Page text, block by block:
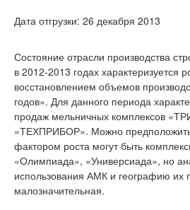
Дата отгрузки: 26 декабря 2013
Состояние отрасли производства
в 2012-2013 годах характеризуется
восстановлением объемов
годов». Для данного периода
продаж мельничных комплексов
«ТЕХПРИБОР». Можно
фактором роста могут быть
«Олимпиада», «Универсиада», но
использования АМК и географию их
малозначительная.